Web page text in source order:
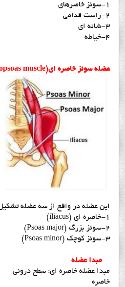
1-سوئز خاصرهای
2-راست قدامی
3-شانه ای
4-خیاطه
عضله سوئز خاصره ای(iliopsoas muscle
این عضله در واقع از سه عضله
1-خاصره ای (iliacus)
2-سوئز بزرگ (Psoas major)
3-سوئز کوچک (Psoas minor)
مبدا عضله
مبدا عضله خاصره ای: سطح درونی
خاصره